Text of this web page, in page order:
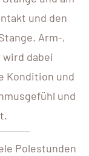
und den
Arm-,
wird dabei
Kondition und
und
Polestunden